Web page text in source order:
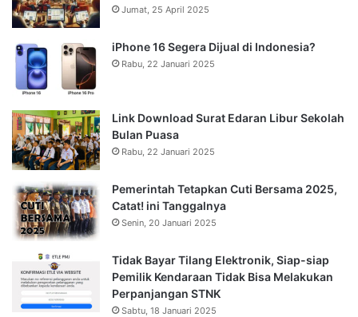
Jumat, 25 April 2025
iPhone 16 Segera Dijual di Indonesia?
Rabu, 22 Januari 2025
Link Download Surat Edaran Libur Sekolah
Bulan Puasa
Rabu, 22 Januari 2025
Pemerintah Tetapkan Cuti Bersama 2025,
Catat! ini Tanggalnya
Senin, 20 Januari 2025
Tidak Bayar Tilang Elektronik, Siap-siap
Pemilik Kendaraan Tidak Bisa Melakukan
Perpanjangan STNK
Sabtu, 18 Januari 2025